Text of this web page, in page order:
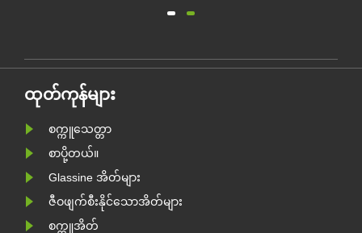
တစ်
Glassine Paper Bag စီးရီးကို တရားဝင်
ထုတ်ကုန်များ
စက္ကူသေတ္တာ
စာပို့တယ်။
Glassine အိတ်များ
ဇီဝဖျက်စီးနိုင်သောအိတ်များ
စက္ကူအိတ်